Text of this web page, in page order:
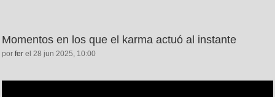
Momentos en los que el karma actuó al instante
por fer el 28 jun 2025, 10:00